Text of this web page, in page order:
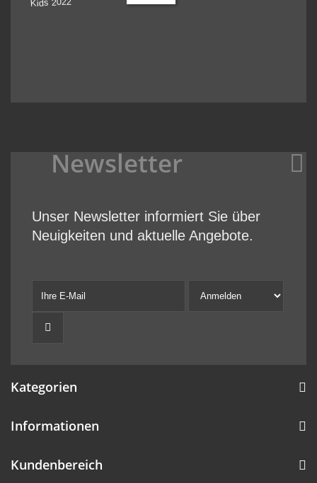
Newsletter
Unser Newsletter informiert Sie über
Neuigkeiten und aktuelle Angebote.
Kategorien
Informationen
Kundenbereich